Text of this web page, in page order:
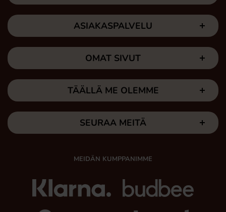
ASIAKASPALVELU
OMAT SIVUT
TÄÄLLÄ ME OLEMME
SEURAA MEITÄ
MEIDÄN KUMPPANIMME